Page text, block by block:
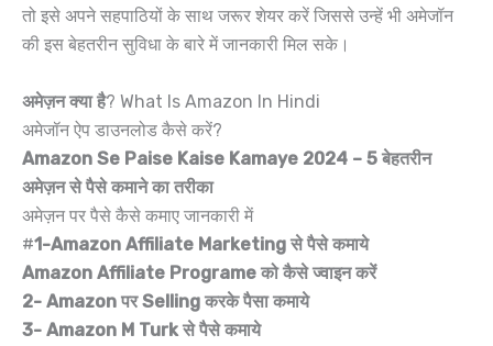
तो इसे अपने सहपाठियों के साथ जरूर शेयर करें जिससे उन्हें भी अमेजॉन
की इस बेहतरीन सुविधा के बारे में जानकारी मिल सके।
अमेज़न क्या है? What Is Amazon In Hindi
अमेजॉन ऐप डाउनलोड कैसे करें?
Amazon Se Paise Kaise Kamaye 2024 – 5 बेहतरीन
अमेज़न से पैसे कमाने का तरीका
अमेज़न पर पैसे कैसे कमाए जानकारी में
#1-Amazon Affiliate Marketing से पैसे कमाये
Amazon Affiliate Programe को कैसे ज्वाइन करें
2- Amazon पर Selling करके पैसा कमाये
3- Amazon M Turk से पैसे कमाये